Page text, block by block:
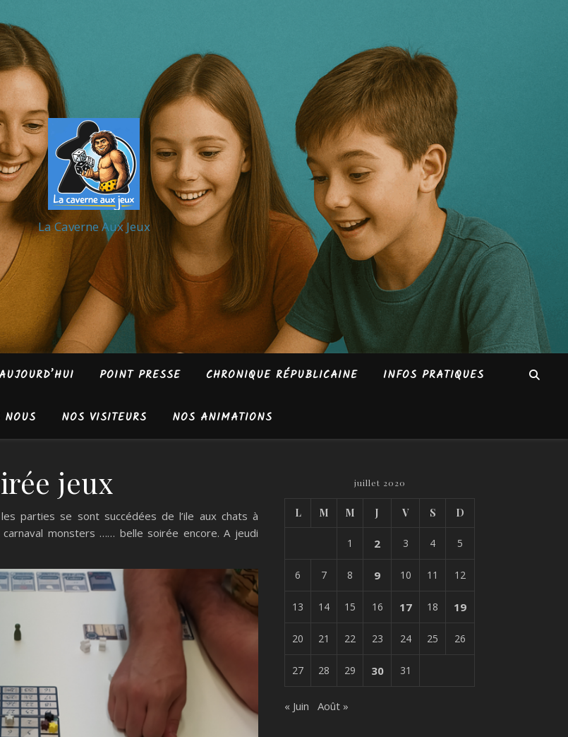
La Caverne Aux Jeux
POINT PRESSE CHRONIQUE RÉPUBLICAINE INFOS PRATIQUES
NOS VISITEURS NOS ANIMATIONS
jeux
parties se sont succédées de l’ile aux chats à
monsters …… belle soirée encore. A jeudi
juillet 2020
L M M J V S D
1 2 3 4 5
6 7 8 9 10 11 12
13 14 15 16 17 18 19
20 21 22 23 24 25 26
27 28 29 30 31
« Juin Août »